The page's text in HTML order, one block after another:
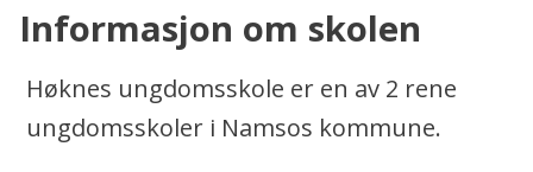
n
g
d
Informasjon om skolen
Høknes ungdomsskole er en av 2 rene
ungdomsskoler i Namsos kommune.